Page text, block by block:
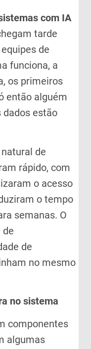
com IA
tarde
de
funciona, a
os primeiros
então alguém
dados estão
de
rápido, com
o acesso
o tempo
semanas. O
de
de
no mesmo
no sistema
componentes
algumas